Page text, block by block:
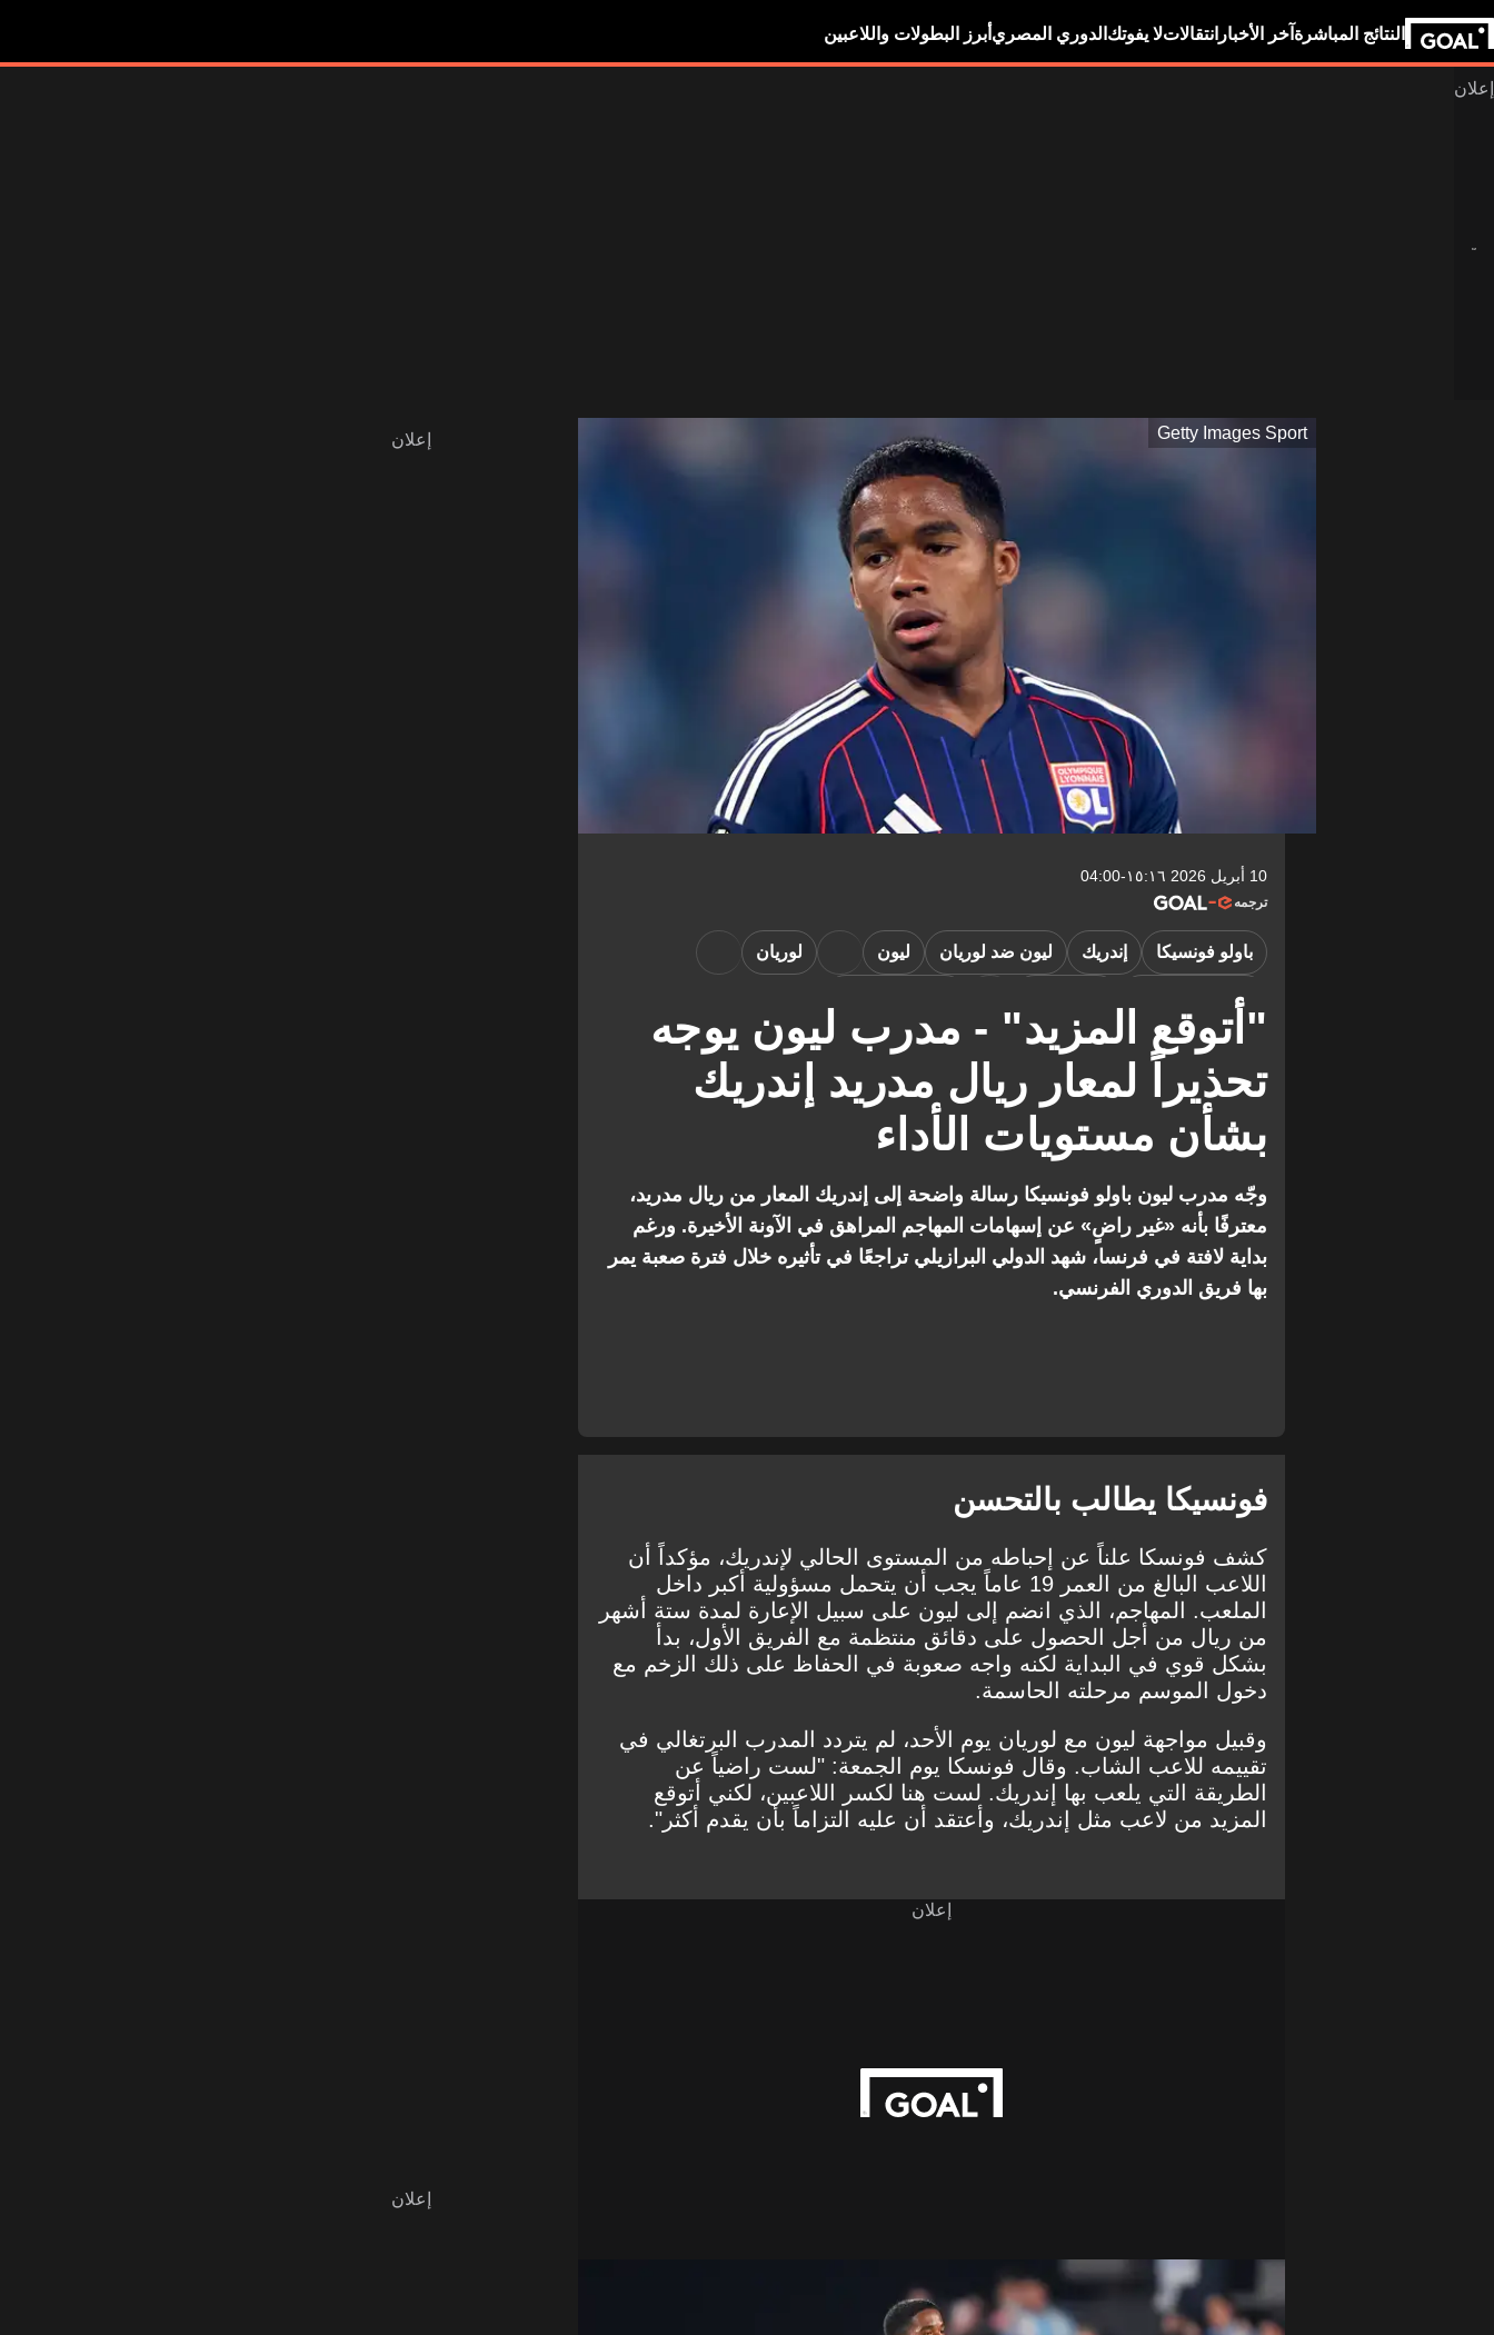
النتائج المباشرة آخر الأخبار انتقالاتلا يفوتك الدوري المصري أبرز البطولات واللاعبين
Getty Images Sport
10 أبريل 2026 ١٥:١٦-04:00
ترجمه
"أتوقع المزيد" - مدرب ليون يوجه
تحذيراً لمعار ريال مدريد إندريك
بشأن مستويات الأداء
باولو فونسيكا إندريك ليون ضد لوريان ليون لوريان
الدوري الفرنسي
وجّه مدرب ليون باولو فونسيكا رسالة واضحة إلى إندريك المعار من ريال مدريد،
معترفًا بأنه «غير راضٍ» عن إسهامات المهاجم المراهق في الآونة الأخيرة. ورغم
بداية لافتة في فرنسا، شهد الدولي البرازيلي تراجعًا في تأثيره خلال فترة صعبة يمر
بها فريق الدوري الفرنسي.
فونسيكا يطالب بالتحسن
كشف فونسكا علناً عن إحباطه من المستوى الحالي لإندريك، مؤكداً أن
اللاعب البالغ من العمر 19 عاماً يجب أن يتحمل مسؤولية أكبر داخل
الملعب. المهاجم، الذي انضم إلى ليون على سبيل الإعارة لمدة ستة أشهر
من ريال من أجل الحصول على دقائق منتظمة مع الفريق الأول، بدأ
بشكل قوي في البداية لكنه واجه صعوبة في الحفاظ على ذلك الزخم مع
دخول الموسم مرحلته الحاسمة.
وقبيل مواجهة ليون مع لوريان يوم الأحد، لم يتردد المدرب البرتغالي في
تقييمه للاعب الشاب. وقال فونسكا يوم الجمعة: "لست راضياً عن
الطريقة التي يلعب بها إندريك. لست هنا لكسر اللاعبين، لكني أتوقع
المزيد من لاعب مثل إندريك، وأعتقد أن عليه التزاماً بأن يقدم أكثر".
إعلان